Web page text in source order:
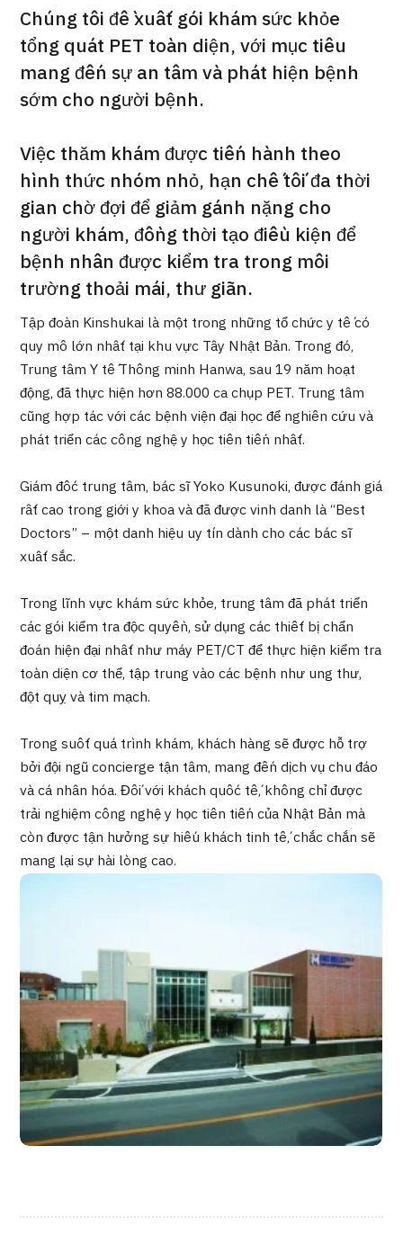
Chương trình
Tìm theo bộ phận / bệnh
Tìm theo xét nghiệm / phương pháp /
cách điều trị
Tìm kiếm y học thẩm mỹ
Nội dung nổi bật
Tin tức
Dành cho cơ sở y tế
Công ty vận hành
Chính sách bảo vệ dữ liệu cá nhân
Hướng dẫn và chính sách của công ty
Quản trị JTB
Tiếng Nhật Tiếng Anh
Tiếng Trung Quốc
Tiếng Việt
Liên hệ
Chúng tôi đề xuất gói khám sức khỏe
tổng quát PET toàn diện, với mục tiêu
mang đến sự an tâm và phát hiện bệnh
sớm cho người bệnh.
Việc thăm khám được tiến hành theo
hình thức nhóm nhỏ, hạn chế tối đa thời
gian chờ đợi để giảm gánh nặng cho
người khám, đồng thời tạo điều kiện để
bệnh nhân được kiểm tra trong môi
trường thoải mái, thư giãn.
Tập đoàn Kinshukai là một trong những tổ chức y tế có
quy mô lớn nhất tại khu vực Tây Nhật Bản. Trong đó,
Trung tâm Y tế Thông minh Hanwa, sau 19 năm hoạt
động, đã thực hiện hơn 88.000 ca chụp PET. Trung tâm
cũng hợp tác với các bệnh viện đại học để nghiên cứu và
phát triển các công nghệ y học tiên tiến nhất.
Giám đốc trung tâm, bác sĩ Yoko Kusunoki, được đánh giá
rất cao trong giới y khoa và đã được vinh danh là “Best
Doctors” – một danh hiệu uy tín dành cho các bác sĩ
xuất sắc.
Trong lĩnh vực khám sức khỏe, trung tâm đã phát triển
các gói kiểm tra độc quyền, sử dụng các thiết bị chẩn
đoán hiện đại nhất như máy PET/CT để thực hiện kiểm tra
toàn diện cơ thể, tập trung vào các bệnh như ung thư,
đột quỵ và tim mạch.
Trong suốt quá trình khám, khách hàng sẽ được hỗ trợ
bởi đội ngũ concierge tận tâm, mang đến dịch vụ chu đáo
và cá nhân hóa. Đối với khách quốc tế, không chỉ được
trải nghiệm công nghệ y học tiên tiến của Nhật Bản mà
còn được tận hưởng sự hiếu khách tinh tế, chắc chắn sẽ
mang lại sự hài lòng cao.